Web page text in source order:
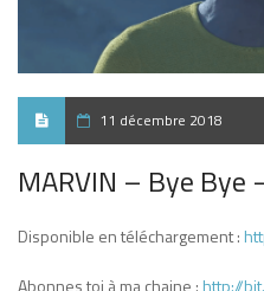
11 décembre 2018
MARVIN – Bye Bye
Disponible en téléchargement :
Abonnes toi à ma chaine : http://